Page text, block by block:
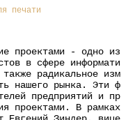
печати
проектами - одно
в сфере
также радикальное
нашего рынка. Эти
предприятий и
проектами. В